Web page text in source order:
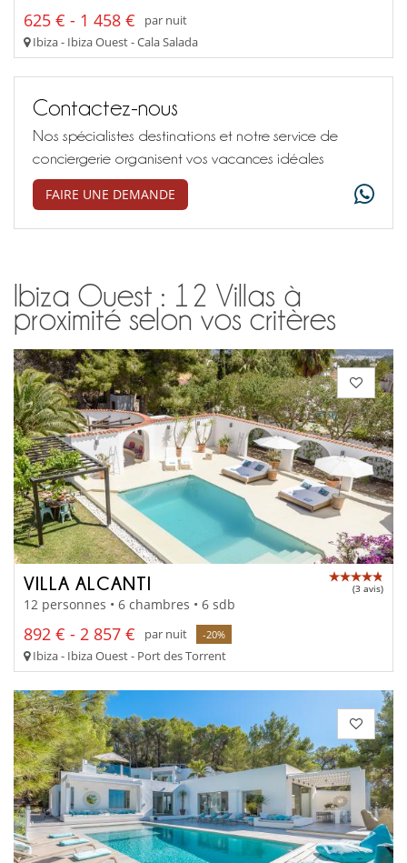
625 € - 1 458 €
par nuit
Ibiza - Ibiza Ouest - Cala Salada
Contactez-nous
Nos spécialistes destinations et notre service de
conciergerie organisent vos vacances idéales
FAIRE UNE DEMANDE
Ibiza Ouest : 12 Villas à
proximité selon vos critères
VILLA ALCANTI (3 avis)
12 personnes • 6 chambres • 6 sdb
892 € - 2 857 € par nuit -20%
Ibiza - Ibiza Ouest - Port des Torrent